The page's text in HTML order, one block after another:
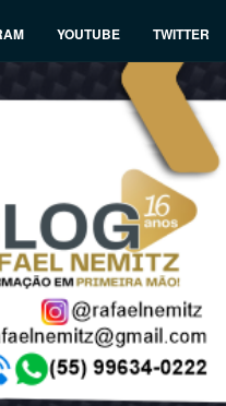
YOUTUBE TWITTER